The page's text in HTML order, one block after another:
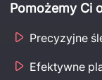
PomożemyCi
Precyzyjne
Efektywne